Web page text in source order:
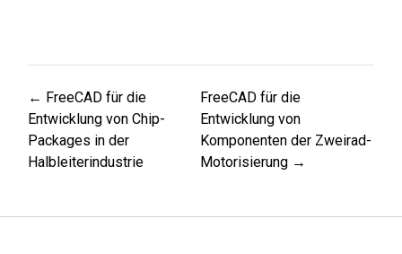
← FreeCAD für die
Entwicklung von Chip-
Packages in der
Halbleiterindustrie
FreeCAD für die
Entwicklung von
Komponenten der Zweirad-
Motorisierung →